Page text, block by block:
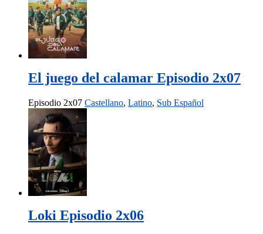
El juego del calamar Episodio 2x07
Episodio 2x07 Castellano, Latino, Sub Español
Loki Episodio 2x06